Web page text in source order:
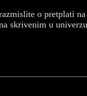
o pretplati
skrivenim u